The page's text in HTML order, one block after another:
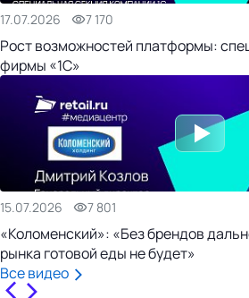
17.07.2026 7 170
Рост возможностей платформы:
фирмы «1С»
15.07.2026 7 801
«Коломенский»: «Без брендов
рынка готовой еды не будет»
Все видео